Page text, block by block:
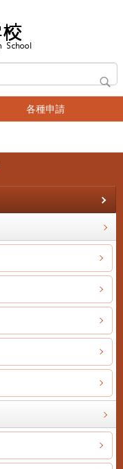
各種申請